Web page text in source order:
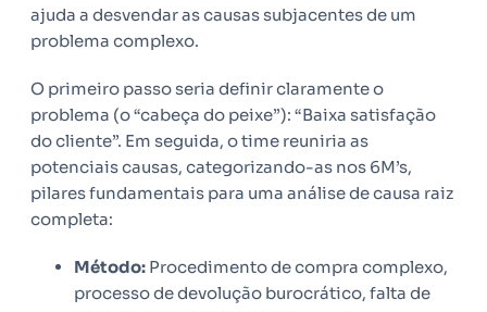
ajuda a desvendar as causas subjacentes de um
problema complexo.
O primeiro passo seria definir claramente o
problema (o “cabeça do peixe”): “Baixa satisfação
do cliente”. Em seguida, o time reuniria as
potenciais causas, categorizando-as nos 6M’s,
pilares fundamentais para uma análise de causa raiz
completa:
Método: Procedimento de compra complexo,
processo de devolução burocrático, falta de